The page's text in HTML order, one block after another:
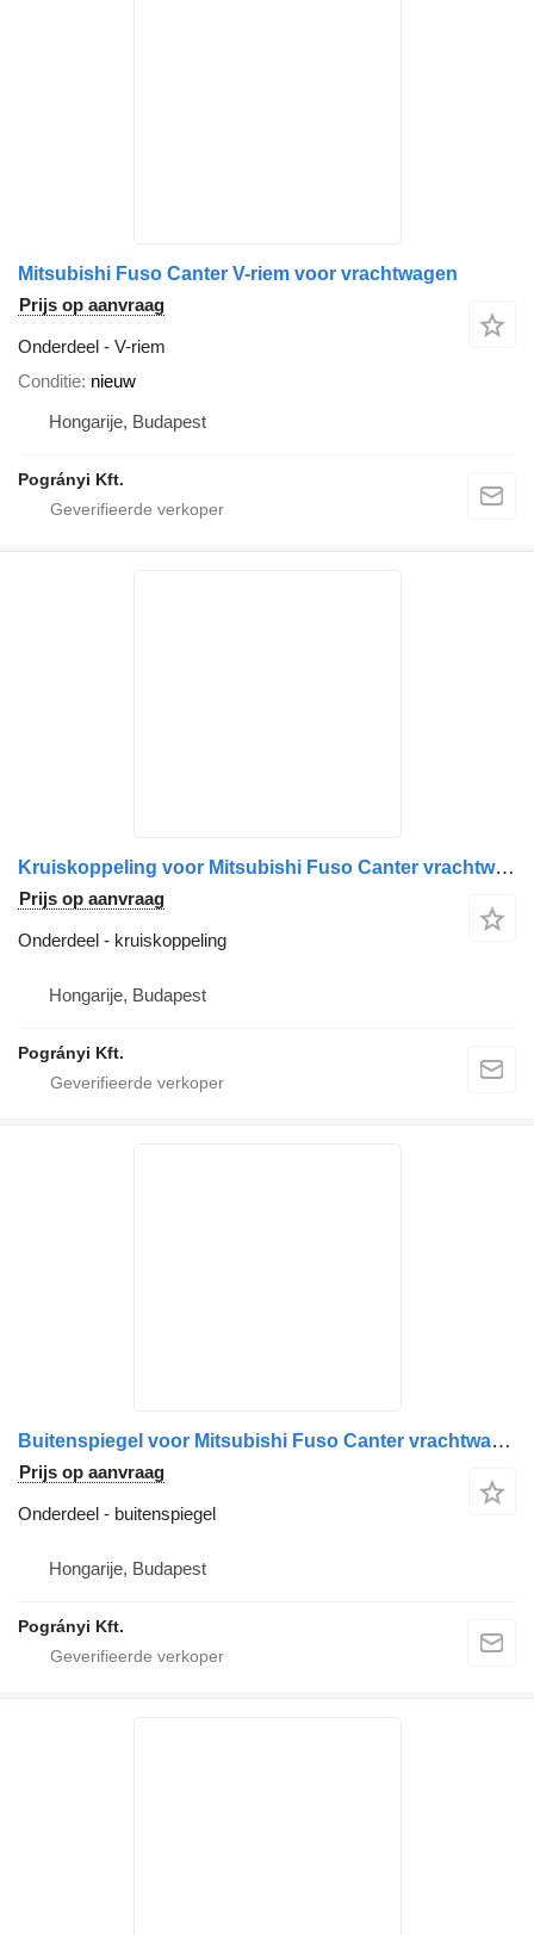
Mitsubishi Fuso Canter V-riem voor vrachtwagen
Prijs op aanvraag
Onderdeel - V-riem
Conditie nieuw
Hongarije, Budapest
Pogrányi Kft.
Kruiskoppeling voor Mitsubishi Fuso Canter vrachtwagen
Prijs op aanvraag
Onderdeel - kruiskoppeling
Hongarije, Budapest
Pogrányi Kft.
Buitenspiegel voor Mitsubishi Fuso Canter vrachtwagen
Prijs op aanvraag
Onderdeel - buitenspiegel
Hongarije, Budapest
Pogrányi Kft.